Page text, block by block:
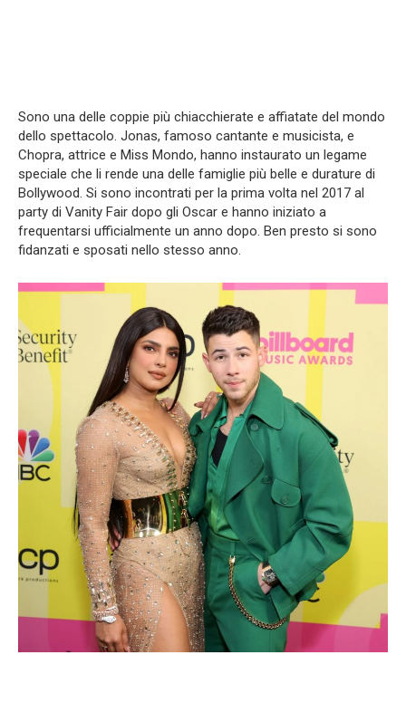
Sono una delle coppie più chiacchierate e affiatate del mondo
dello spettacolo. Jonas, famoso cantante e musicista, e
Chopra, attrice e Miss Mondo, hanno instaurato un legame
speciale che li rende una delle famiglie più belle e durature di
Bollywood. Si sono incontrati per la prima volta nel 2017 al
party di Vanity Fair dopo gli Oscar e hanno iniziato a
frequentarsi ufficialmente un anno dopo. Ben presto si sono
fidanzati e sposati nello stesso anno.